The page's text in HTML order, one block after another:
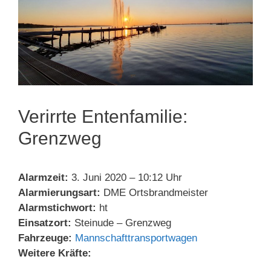
Verirrte Entenfamilie:
Grenzweg
Alarmzeit: 3. Juni 2020 – 10:12 Uhr
Alarmierungsart: DME Ortsbrandmeister
Alarmstichwort: ht
Einsatzort: Steinude – Grenzweg
Fahrzeuge: Mannschafttransportwagen
Weitere Kräfte: